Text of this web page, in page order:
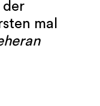
der
mal